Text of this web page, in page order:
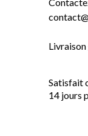
Satisfait
14 jours